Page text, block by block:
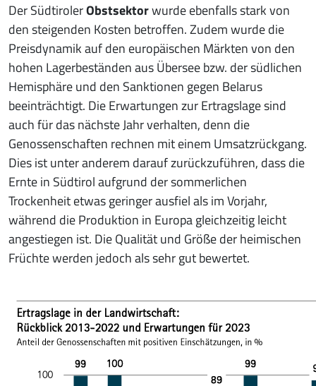
Der SüdtirolerObstsektorwurde ebenfalls stark von
den steigenden Kosten betroffen. Zudem wurde die
Preisdynamik auf den europäischen Märkten von den
hohen Lagerbeständen aus Übersee bzw. der südlichen
Hemisphäre und den Sanktionen gegen Belarus
beeinträchtigt. Die Erwartungen zur Ertragslage sind
auch für das nächste Jahr verhalten, denn die
Genossenschaften rechnen mit einem Umsatzrückgang.
Dies ist unter anderem darauf zurückzuführen, dass die
Ernte in Südtirol aufgrund der sommerlichen
Trockenheit etwas geringer ausfiel als im Vorjahr,
während die Produktion in Europa gleichzeitig leicht
angestiegen ist. Die Qualität und Größe der heimischen
Früchte werden jedoch als sehr gut bewertet.